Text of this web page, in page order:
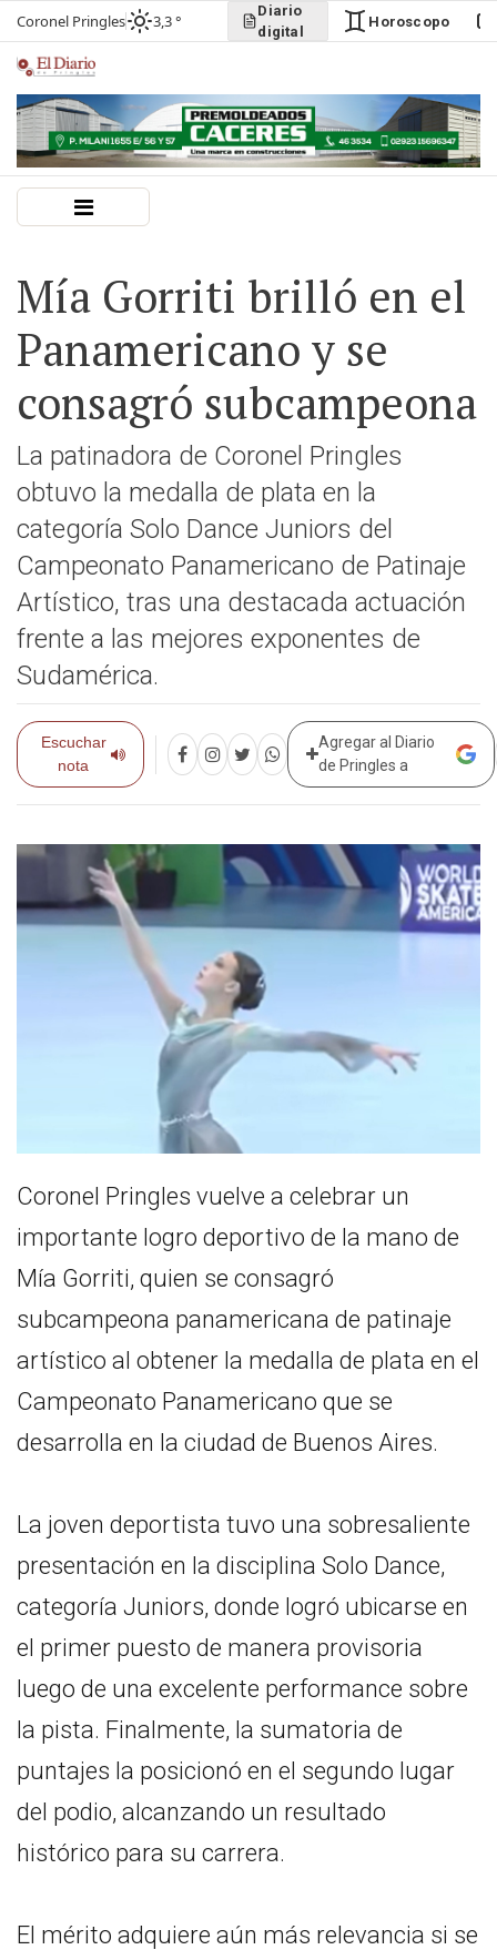
Coronel Pringles 3,3 °
Diario
digital
Horoscopo
Mía Gorriti brilló en el
Panamericano y se
consagró subcampeona
La patinadora de Coronel Pringles
obtuvo la medalla de plata en la
categoría Solo Dance Juniors del
Campeonato Panamericano de Patinaje
Artístico, tras una destacada actuación
frente a las mejores exponentes de
Sudamérica.
Escuchar
nota
Agregar al Diario
de Pringles a
Coronel Pringles vuelve a celebrar un
importante logro deportivo de la mano de
Mía Gorriti, quien se consagró
subcampeona panamericana de patinaje
artístico al obtener la medalla de plata en el
Campeonato Panamericano que se
desarrolla en la ciudad de Buenos Aires.
La joven deportista tuvo una sobresaliente
presentación en la disciplina Solo Dance,
categoría Juniors, donde logró ubicarse en
el primer puesto de manera provisoria
luego de una excelente performance sobre
la pista. Finalmente, la sumatoria de
puntajes la posicionó en el segundo lugar
del podio, alcanzando un resultado
histórico para su carrera.
El mérito adquiere aún más relevancia si se